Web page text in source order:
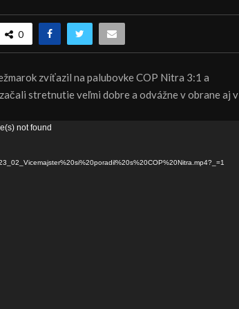
0
zvíťazil na palubovke COP Nitra 3:1 a
stretnutie veľmi dobre a odvážne v obrane aj v
not found